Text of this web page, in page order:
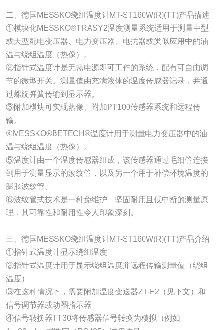
二、德国MESSKO绕组温度计MT-ST160W(R)(TT)产品描述
①模块化MESSKO®TRASY2温度测量系统适用于测量中型
或大型配电变压器、电力变压器、电抗器或类似应用中的油
温与绕组温度（热像）。
②指针式温度计是无需电源即可工作的系统，配有可自由调
节的微型开关。测量值由充满液体的温度传感器记录，并通
过螺旋弹簧传输到显示器。
③附加模块可实现热像、附加PT100传感器系统和远程传
输。
④MESSKO®BETECH®温度计用于测量电力变压器中的油
温与绕组温度（热像）。
⑤温度计由一个温度传感器组成，该传感器通过毛细管连接
到用于测量显示的波纹管，以及另一个用于补偿环境温度的
膨胀波纹管。
⑥波纹管式技术是一种免维护、坚固耐用且低中断的测量原
理，其可靠性和耐用性令人印象深刻。
三、德国MESSKO绕组温度计MT-ST160W(R)(TT)产品介绍
①指针式温度计显示绕组温度
②指针式温度计用于显示绕组温度并远程传输测量值（绕组
温度）
③在这种情况下，需要附加温度变送器ZT-F2（见下文）和
信号调节器或动圈指示器
④信号转换器TT30将传感器信号转换为模拟（例如